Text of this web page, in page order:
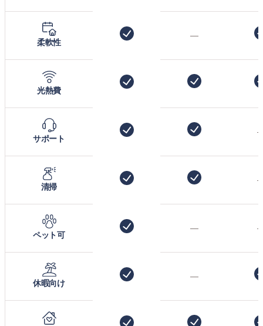
柔軟性
—
光熱費
サポート
清掃
ペット可
—
休暇向け
—